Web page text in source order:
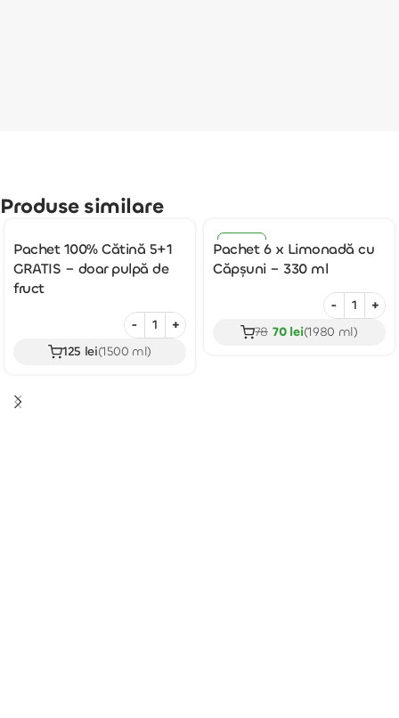
Produse similare
Pachet 100% Cătină 5+1
GRATIS – doar pulpă de
fruct
- +
125 lei(1500 ml)
-10%
Pachet 6 x Limonadă cu
Căpșuni – 330 ml
- +
78 70 lei(1980 ml)